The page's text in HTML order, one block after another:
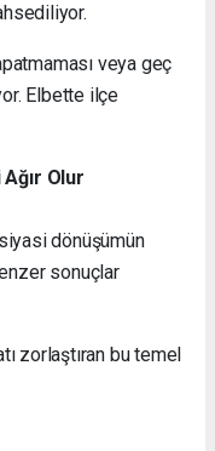
veya geç
Elbette ilçe
Olur
dönüşümün
sonuçlar
zorlaştıran bu temel